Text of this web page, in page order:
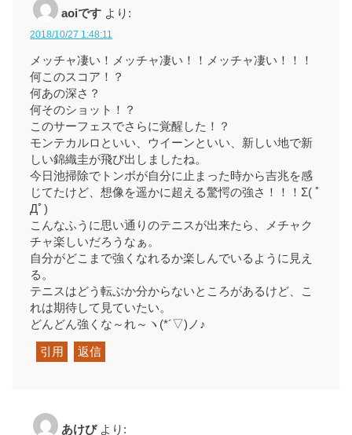
aoiです より:
2018/10/27 1:48:11
メッチャ凄い！メッチャ凄い！！メッチャ凄い！！！
何このスコア！？
何あの深さ？
何そのショット！？
このサーフェスでさらに覚醒した！？
モンテカルロといい、ウイーンといい、新しい地で新
しい錦織圭が飛び出しましたね。
今日池掃除でトンボが自分に止まった時から吉兆を感
じてたけど、想像を遥かに超える驚愕の強さ！！！Σ( ﾟ
Дﾟ)
こんなふうに思い通りのテニスが出来たら、メチャク
チャ楽しいだろうなぁ。
自分がどこまで強くなれるか楽しんでいるように見え
る。
テニスはどう転ぶか分からないところがあるけど、こ
れは期待して見ていたい。
どんどん強くな～れ～ヽ(*´▽)ノ♪
引用 返信
あけび より: